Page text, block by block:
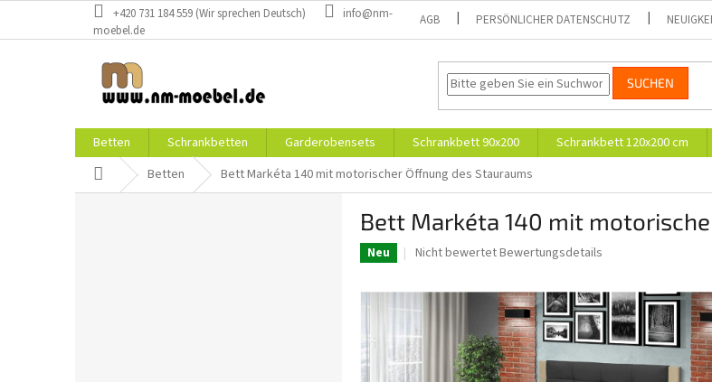
springen
+420 731 184 559 (Wir sprechen Deutsch)
info@nm-
moebel.de
AGB PERSÖNLICHER DATENSCHUTZ
SUCHEN
Betten Schrankbetten Garderobensets Schrankbett 90x200 Schrankbett 120x200 cm
StartseiteBetten Bett Markéta 140 mit motorischer Öffnung des Stauraums
Bett Markéta 140 mit
Neu
Die
von
5
Sternen.
Nicht bewertetBewertungsdetails